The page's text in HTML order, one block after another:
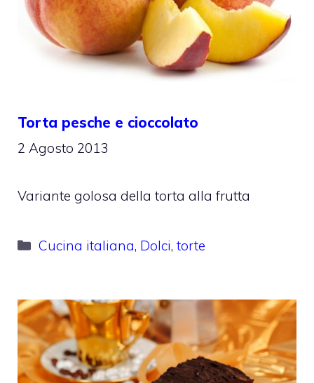
Torta pesche e cioccolato
2 Agosto 2013
Variante golosa della torta alla frutta
Categorie
Cucina italiana, Dolci,torte